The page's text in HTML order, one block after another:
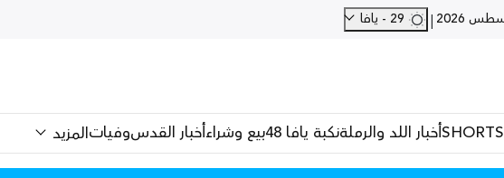
|
SHORTSأخبار اللد والرملةنكبة يافا 48 بيع وشراءأخبار القدسوفياتالمزيد